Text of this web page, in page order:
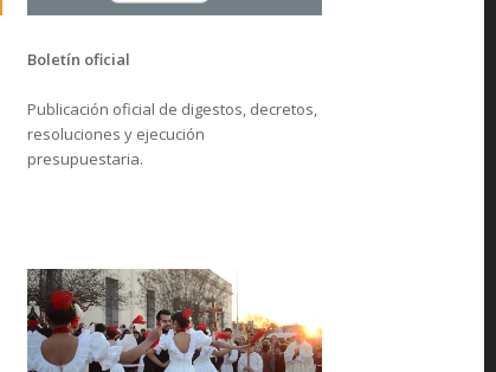
Boletín oficial
Publicación oficial de digestos, decretos,
resoluciones y ejecución
presupuestaria.